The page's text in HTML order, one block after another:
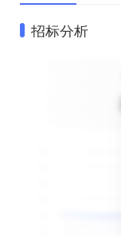
招标分析